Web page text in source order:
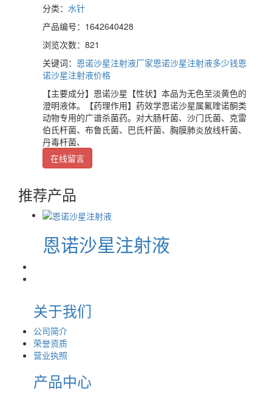
分类： 水针
产品编号：1642640428
浏览次数：821
关键词： 恩诺沙星注射液厂家恩诺沙星注射液多少钱恩
诺沙星注射液价格
【主要成分】恩诺沙星【性状】本品为无色至淡黄色的
澄明液体。【药理作用】药效学恩诺沙星属氟喹诺酮类
动物专用的广谱杀菌药。对大肠杆菌、沙门氏菌、克雷
伯氏杆菌、布鲁氏菌、巴氏杆菌、胸膜肺炎放线杆菌、
丹毒杆菌、
在线留言
推荐产品
恩诺沙星注射液
关于我们
公司简介
荣誉资质
营业执照
产品中心